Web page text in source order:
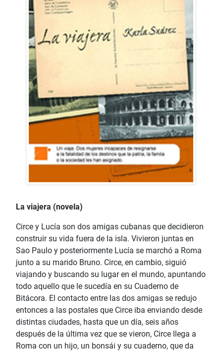
La viajera (novela)
Circe y Lucía son dos amigas cubanas que decidieron
construir su vida fuera de la isla. Vivieron juntas en
Sao Paulo y posteriormente Lucía se marchó a Roma
junto a su marido Bruno. Circe, en cambio, siguió
viajando y buscando su lugar en el mundo, apuntando
todo aquello que le sucedía en su Cuaderno de
Bitácora. El contacto entre las dos amigas se redujo
entonces a las postales que Circe iba enviando desde
distintas ciudades, hasta que un día, seis años
después de la última vez que se vieron, Circe llega a
Roma con un hijo, un bonsái y su cuaderno, que da